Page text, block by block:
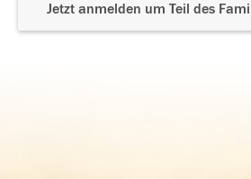
Jetzt anmelden um Teil des